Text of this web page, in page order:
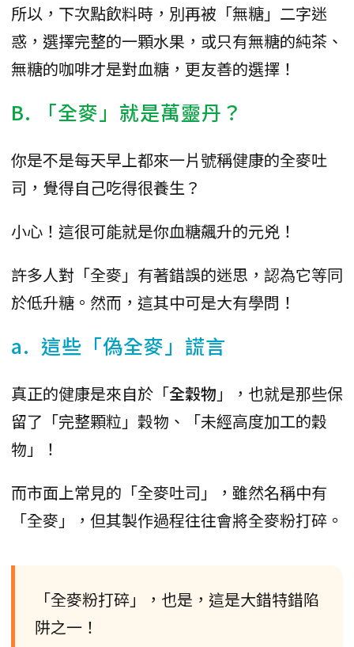
所以，下次點飲料時，別再被「無糖」二字迷
惑，選擇完整的一顆水果，或只有無糖的純茶、
無糖的咖啡才是對血糖，更友善的選擇！
B. 「全麥」就是萬靈丹？
你是不是每天早上都來一片號稱健康的全麥吐
司，覺得自己吃得很養生？
小心！這很可能就是你血糖飆升的元兇！
許多人對「全麥」有著錯誤的迷思，認為它等同
於低升糖。然而，這其中可是大有學問！
a. 這些「偽全麥」謊言
真正的健康是來自於「全穀物 」，也就是那些保
留了「完整顆粒」穀物、「未經高度加工的穀
物」！
而市面上常見的「全麥吐司」，雖然名稱中有
「全麥」，但其製作過程往往會將全麥粉打碎。
「全麥粉打碎」，也是，這是大錯特錯陷
阱之一！